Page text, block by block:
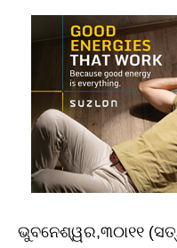
ଭୁବନେଶ୍ୱର,୩୦ା୧୧